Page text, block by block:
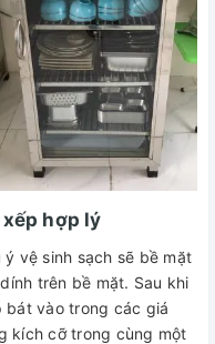
hợp lý
vệ sinh sạch sẽ bề mặt
trên bề mặt. Sau khi
bát vào trong các giá
kích cỡ trong cùng một